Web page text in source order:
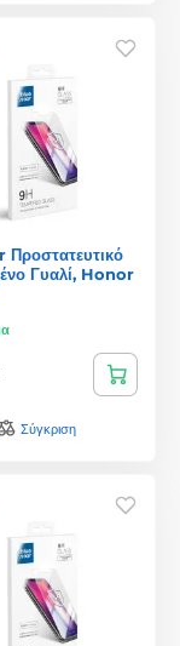
Γυαλί, Honor
Σύγκριση